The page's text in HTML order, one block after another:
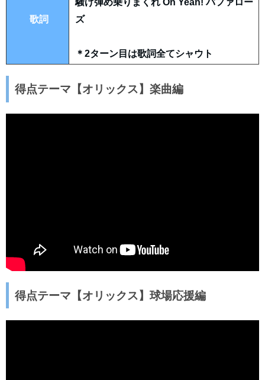
歌詞
騒げ弾め乗りまくれ Oh Yeah! バファロー
ズ
＊2ターン目は歌詞全てシャウト
得点テーマ【オリックス】楽曲編
得点テーマ【オリックス】球場応援編